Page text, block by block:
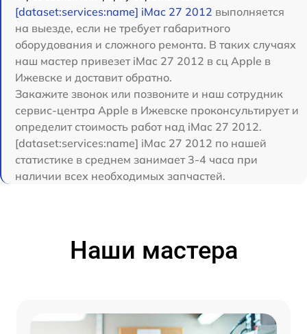
[dataset:services:name] iMac 27 2012 выполняется
на выезде, если не требует габаритного
оборудования и сложного ремонта. В таких случаях
наш мастер привезет iMac 27 2012 в сц Apple в
Ижевске и доставит обратно.
Закажите звонок или позвоните и наш сотрудник
сервис-центра Apple в Ижевске проконсультирует и
определит стоимость работ над iMac 27 2012.
[dataset:services:name] iMac 27 2012 по нашей
статистике в среднем занимает 3-4 часа при
наличии всех необходимых запчастей.
Наши мастера